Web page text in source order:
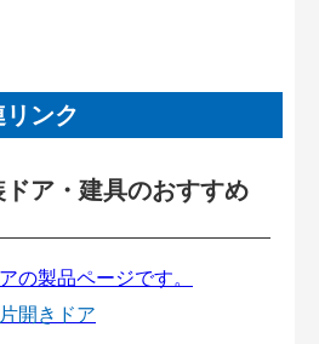
ンク
ア・建具のおすすめ
片開きドア